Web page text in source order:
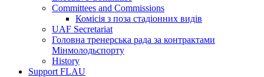
Committees and Commissions
Комісія з поза стадіонних видів
UAF Secretariat
Головна тренерська рада за контрактами
Мінмолодьспорту
History
Support FLAU